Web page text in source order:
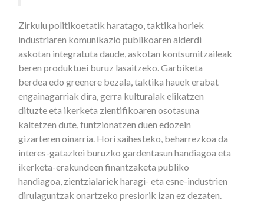
Zirkulu politikoetatik haratago, taktika horiek
industriaren komunikazio publikoaren alderdi
askotan integratuta daude, askotan kontsumitzaileak
beren produktuei buruz lasaitzeko. Garbiketa
berdea edo greenere bezala, taktika hauek erabat
engainagarriak dira, gerra kulturalak elikatzen
dituzte eta ikerketa zientifikoaren osotasuna
kaltetzen dute, funtzionatzen duen edozein
gizarteren oinarria. Hori saihesteko, beharrezkoa da
interes-gatazkei buruzko gardentasun handiagoa eta
ikerketa-erakundeen finantzaketa publiko
handiagoa, zientzialariek haragi- eta esne-industrien
dirulaguntzak onartzeko presiorik izan ez dezaten.